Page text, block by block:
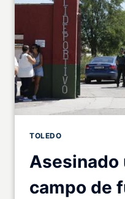
TOLEDO
Asesinado
campo de